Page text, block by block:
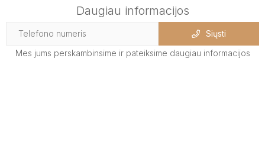
Daugiau informacijos
Siųsti
Mes jums perskambinsime ir pateiksime daugiau informacijos